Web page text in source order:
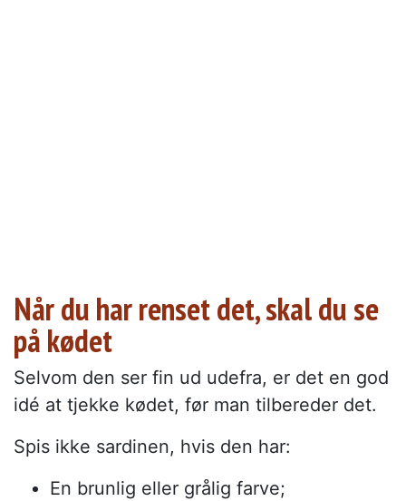
Når du har renset det, skal du se
på kødet
Selvom den ser fin ud udefra, er det en god
idé at tjekke kødet, før man tilbereder det.
Spis ikke sardinen, hvis den har:
En brunlig eller grålig farve;